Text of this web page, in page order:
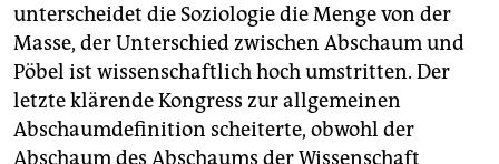
unterscheidet die Soziologie die Menge von der
Masse, der Unterschied zwischen Abschaum und
Pöbel ist wissenschaftlich hoch umstritten. Der
letzte klärende Kongress zur allgemeinen
Abschaumdefinition scheiterte, obwohl der
Abschaum des Abschaums der Wissenschaft